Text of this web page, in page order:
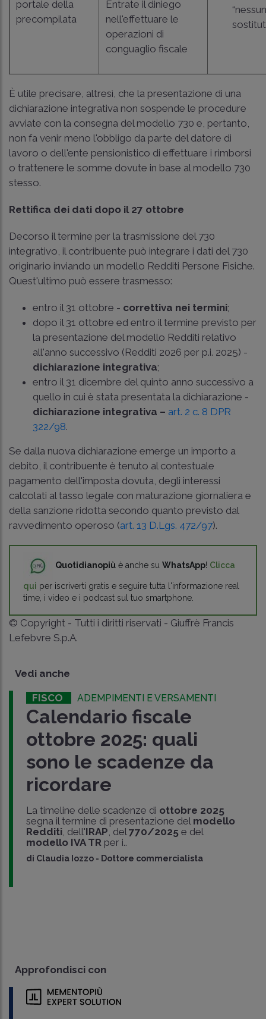
portale della
precompilata
Entrate il diniego
nell'effettuare le
operazioni di
conguaglio fiscale
“nessun
È utile precisare, altresì, che la presentazione di una
dichiarazione integrativa non sospende le procedure
avviate con la consegna del modello 730 e, pertanto,
non fa venir meno l'obbligo da parte del datore di
lavoro o dell'ente pensionistico di effettuare i rimborsi
o trattenere le somme dovute in base al modello 730
stesso.
Rettifica dei dati dopo il 27 ottobre
Decorso il termine per la trasmissione del 730
integrativo, il contribuente può integrare i dati del 730
originario inviando un modello Redditi Persone Fisiche.
Quest'ultimo può essere trasmesso:
entro il 31 ottobre - correttiva nei termini;
dopo il 31 ottobre ed entro il termine previsto per
la presentazione del modello Redditi relativo
all'anno successivo (Redditi 2026 per p.i. 2025) -
dichiarazione integrativa;
entro il 31 dicembre del quinto anno successivo a
quello in cui è stata presentata la dichiarazione -
dichiarazione integrativa – art. 2 c. 8 DPR
322/98.
Se dalla nuova dichiarazione emerge un importo a
debito, il contribuente è tenuto al contestuale
pagamento dell'imposta dovuta, degli interessi
calcolati al tasso legale con maturazione giornaliera e
della sanzione ridotta secondo quanto previsto dal
ravvedimento operoso (art. 13 D.Lgs. 472/97).
Quotidianopiù è anche su WhatsApp! Clicca
qui per iscriverti gratis e seguire tutta l'informazione real
time, i video e i podcast sul tuo smartphone.
© Copyright - Tutti i diritti riservati - Giuffrè Francis
Lefebvre S.p.A.
Vedi anche
FISCO ADEMPIMENTI E VERSAMENTI
Calendario fiscale
ottobre 2025: quali
sono le scadenze da
ricordare
La timeline delle scadenze di ottobre 2025
segna il termine di presentazione del modello
Redditi, dell'IRAP , del 770/2025e del
modello IVA TR per i..
di Claudia Iozzo - Dottore commercialista
Approfondisci con